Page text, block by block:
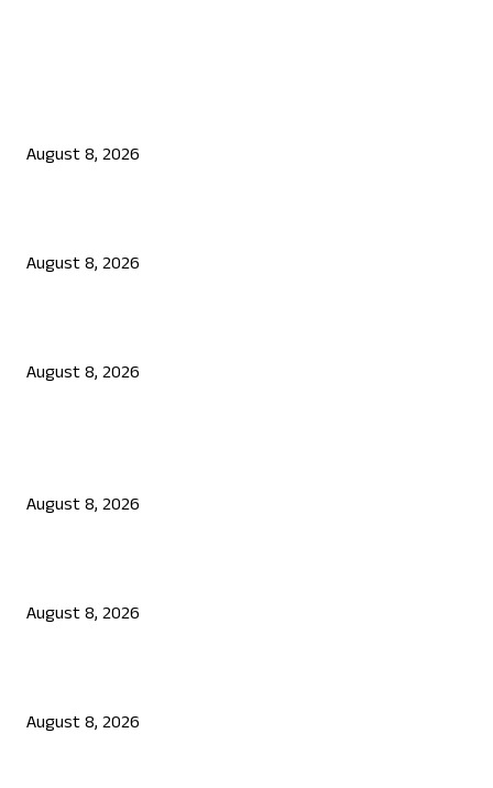
August 8, 2026
August 8, 2026
August 8, 2026
August 8, 2026
August 8, 2026
August 8, 2026